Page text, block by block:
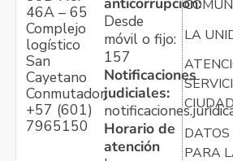
46A – 65
Complejo
logístico
San
Cayetano
Conmutador:
+57 (601)
7965150
Desde
móvil o fijo:
157
Notificaciones
judiciales:
Horario de
atención
LA
DATOS
PARA